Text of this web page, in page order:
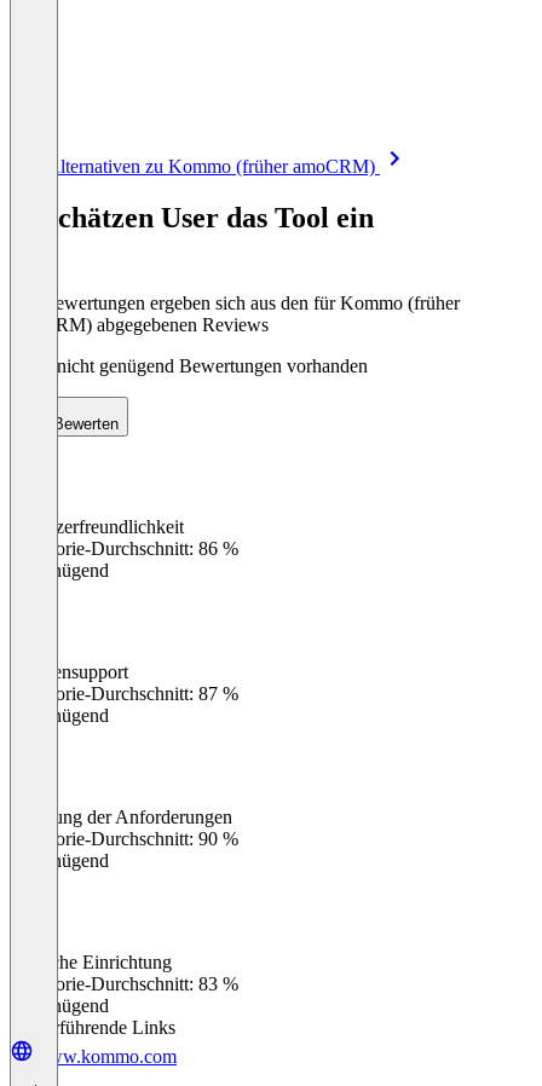
Alle Alternativen zu Kommo (früher amoCRM)
So schätzen User das Tool ein
Die Bewertungen ergeben sich aus den für Kommo (früher
amoCRM) abgegebenen Reviews
Noch nicht genügend Bewertungen vorhanden
Bewerten
Benutzerfreundlichkeit
Kategorie-Durchschnitt: 86 %
Ungenügend
Kundensupport
Kategorie-Durchschnitt: 87 %
Ungenügend
Erfüllung der Anforderungen
Kategorie-Durchschnitt: 90 %
Ungenügend
Einfache Einrichtung
Kategorie-Durchschnitt: 83 %
Ungenügend
Weiterführende Links
www.kommo.com